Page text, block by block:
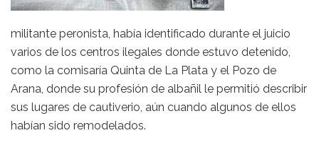
militante peronista, había identificado durante el juicio
varios de los centros ilegales donde estuvo detenido,
como la comisaría Quinta de La Plata y el Pozo de
Arana, donde su profesión de albañil le permitió describir
sus lugares de cautiverio, aún cuando algunos de ellos
habían sido remodelados.